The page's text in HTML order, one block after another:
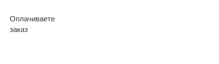
Оплачиваете
заказ